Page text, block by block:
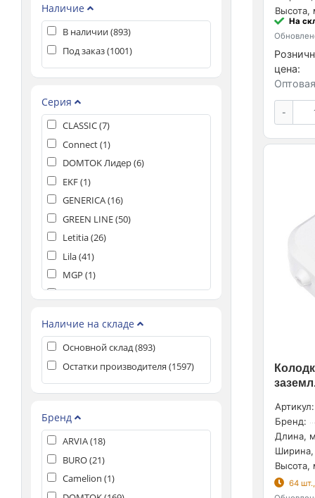
Высота,
На
цена:
-
Артикул:
Бренд:
Длина,
Высота,
64
Наличие
В наличии (893)
Под заказ (1001)
Серия
CLASSIC (7)
Connect (1)
DOMTOK Лидер (6)
EKF (1)
GENERICA (16)
GREEN LINE (50)
Letitia (26)
Lila (41)
MGP (1)
MODERN (2)
NAD ( 8)
NCA-BL (6)
NCA-BLR (3)
NPE-C (3)
NPE-S (
NPE-S1 (5)
NPE-USB (
NSP-05 (3 )
Наличие на складе
Основной склад (893)
Остатки производителя (1597)
Бренд
ARVIA (18)
BURO (21)
Camelion (1)